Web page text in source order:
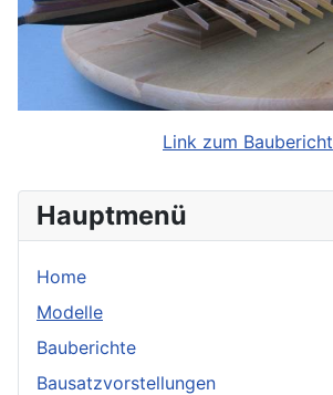
Hauptmenü
Home
Modelle
Bauberichte
Bausatzvorstellungen
Link zum Baubericht